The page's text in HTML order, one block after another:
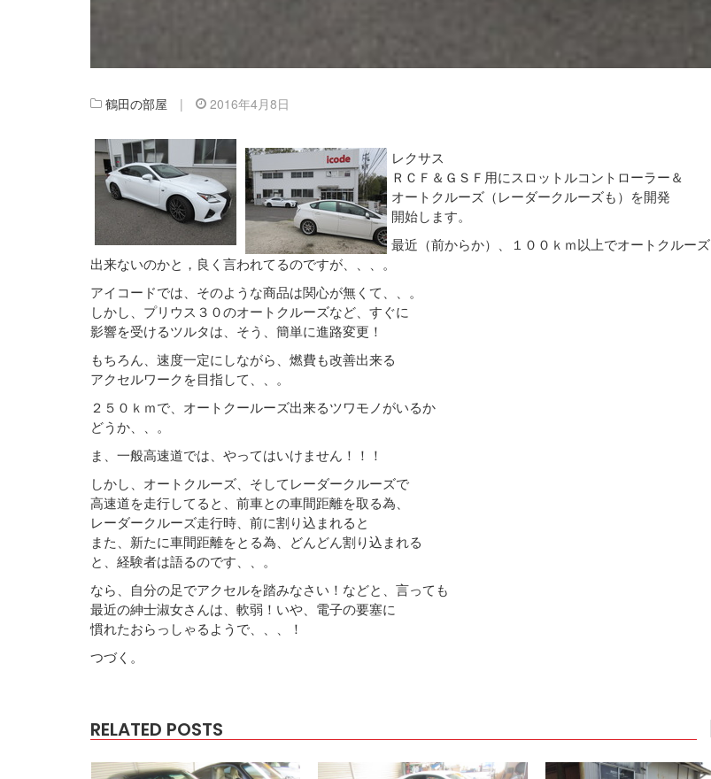
鶴田の部屋 | 2016年4月8日
レクサス
ＲＣＦ＆ＧＳＦ用にスロットルコントローラー＆
オートクルーズ（レーダークルーズも）を開発
開始します。
最近（前からか）、１００ｋｍ以上でオートクルーズ
出来ないのかと，良く言われてるのですが、、、。
アイコードでは、そのような商品は関心が無くて、、。
しかし、プリウス３０のオートクルーズなど、すぐに
影響を受けるツルタは、そう、簡単に進路変更！
もちろん、速度一定にしながら、燃費も改善出来る
アクセルワークを目指して、、。
２５０ｋｍで、オートクールーズ出来るツワモノがいるか
どうか、、。
ま、一般高速道では、やってはいけません！！！
しかし、オートクルーズ、そしてレーダークルーズで
高速道を走行してると、前車との車間距離を取る為、
レーダークルーズ走行時、前に割り込まれると
また、新たに車間距離をとる為、どんどん割り込まれる
と、経験者は語るのです、、。
なら、自分の足でアクセルを踏みなさい！などと、言っても
最近の紳士淑女さんは、軟弱！いや、電子の要塞に
慣れたおらっしゃるようで、、、！
つづく。
RELATED POSTS